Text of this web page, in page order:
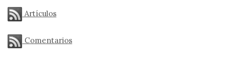
Artículos
Comentarios